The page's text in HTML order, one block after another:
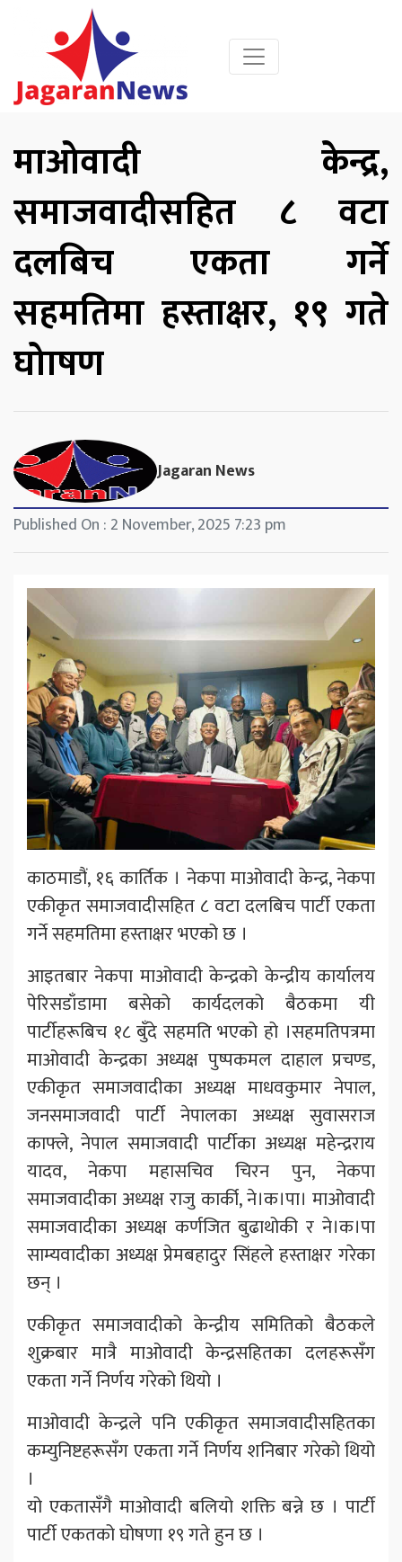
माओवादी केन्द्र,
समाजवादीसहित ८ वटा
दलबिच एकता गर्ने
सहमतिमा हस्ताक्षर, १९ गते
घोाषण
Jagaran News
Published On : 2 November, 2025 7:23 pm
काठमाडौं, १६ कार्तिक । नेकपा माओवादी केन्द्र, नेकपा
एकीकृत समाजवादीसहित ८ वटा दलबिच पार्टी एकता
गर्ने सहमतिमा हस्ताक्षर भएको छ ।
आइतबार नेकपा माओवादी केन्द्रको केन्द्रीय कार्यालय
पेरिसडाँडामा बसेको कार्यदलको बैठकमा यी
पार्टीहरूबिच १८ बुँदे सहमति भएको हो ।सहमतिपत्रमा
माओवादी केन्द्रका अध्यक्ष पुष्पकमल दाहाल प्रचण्ड,
एकीकृत समाजवादीका अध्यक्ष माधवकुमार नेपाल,
जनसमाजवादी पार्टी नेपालका अध्यक्ष सुवासराज
काफ्ले, नेपाल समाजवादी पार्टीका अध्यक्ष महेन्द्रराय
यादव, नेकपा महासचिव चिरन पुन, नेकपा
समाजवादीका अध्यक्ष राजु कार्की, ने।क।पा। माओवादी
समाजवादीका अध्यक्ष कर्णजित बुढाथोकी र ने।क।पा
साम्यवादीका अध्यक्ष प्रेमबहादुर सिंहले हस्ताक्षर गरेका
छन् ।
एकीकृत समाजवादीको केन्द्रीय समितिको बैठकले
शुक्रबार मात्रै माओवादी केन्द्रसहितका दलहरूसँग
एकता गर्ने निर्णय गरेको थियो ।
माओवादी केन्द्रले पनि एकीकृत समाजवादीसहितका
कम्युनिष्टहरूसँग एकता गर्ने निर्णय शनिबार गरेको थियो
।
यो एकतासँगै माओवादी बलियो शक्ति बन्ने छ । पार्टी
पार्टी एकतको घोषणा १९ गते हुन छ ।